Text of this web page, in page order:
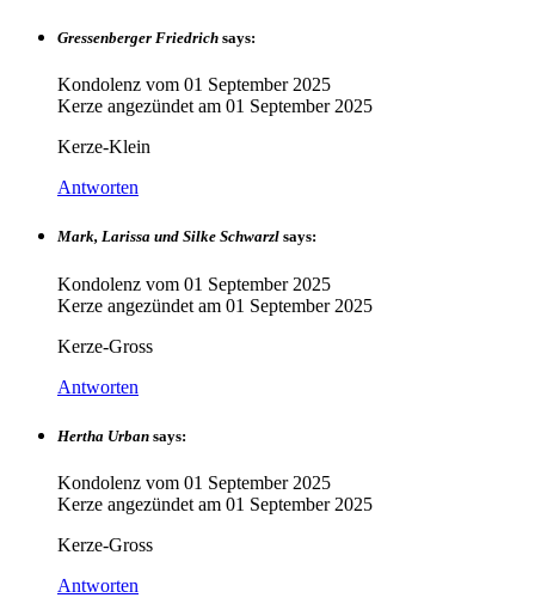
Gressenberger Friedrich says:
Kondolenz vom 01 September 2025
Kerze angezündet am 01 September 2025
Kerze-Klein
Antworten
Mark, Larissa und Silke Schwarzl says:
Kondolenz vom 01 September 2025
Kerze angezündet am 01 September 2025
Kerze-Gross
Antworten
Hertha Urban says:
Kondolenz vom 01 September 2025
Kerze angezündet am 01 September 2025
Kerze-Gross
Antworten